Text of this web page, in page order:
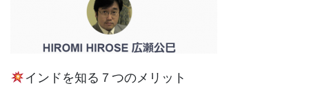
インドを知る７つのメリット